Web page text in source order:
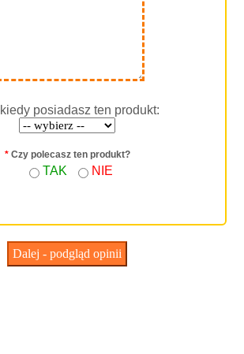
posiadasz ten produkt:
*Czy polecasz ten produkt?
TAK NIE